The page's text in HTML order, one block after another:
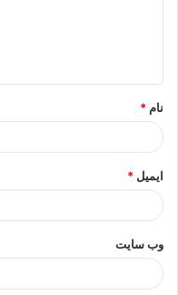
*
نام *
ایمیل *
وب‌ سایت